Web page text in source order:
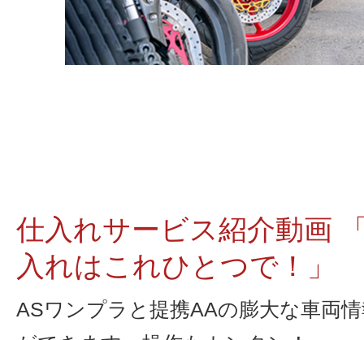
仕入れサービス紹介動画
入れはこれひとつで！」
ASワンプラと提携AAの膨大な車両